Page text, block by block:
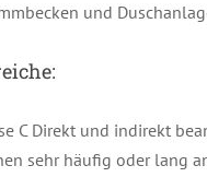
und
C Direkt und indirekt
sehr häufig oder lang